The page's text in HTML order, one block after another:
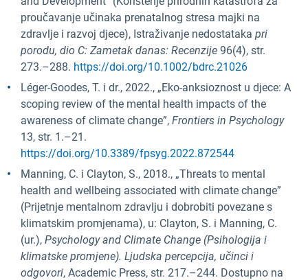
proučavanje učinaka prenatalnog stresa majki na
zdravlje i razvoj djece), Istraživanje nedostataka pri
porodu, dio C: Zametak danas: Recenzije 96(4), str.
273.–288. https://doi.org/10.1002/bdrc.21026
Léger-Goodes, T. i dr., 2022., „Eko-anksioznost u djece: A
scoping review of the mental health impacts of the
awareness of climate change”, Frontiers in Psychology
13, str. 1.–21.
https://doi.org/10.3389/fpsyg.2022.872544
Manning, C. i Clayton, S., 2018., „Threats to mental
health and wellbeing associated with climate change”
(Prijetnje mentalnom zdravlju i dobrobiti povezane s
klimatskim promjenama), u: Clayton, S. i Manning, C.
(ur.), Psychology and Climate Change (Psihologija i
klimatske promjene). Ljudska percepcija, učinci i
odgovori, Academic Press, str. 217.–244. Dostupno na